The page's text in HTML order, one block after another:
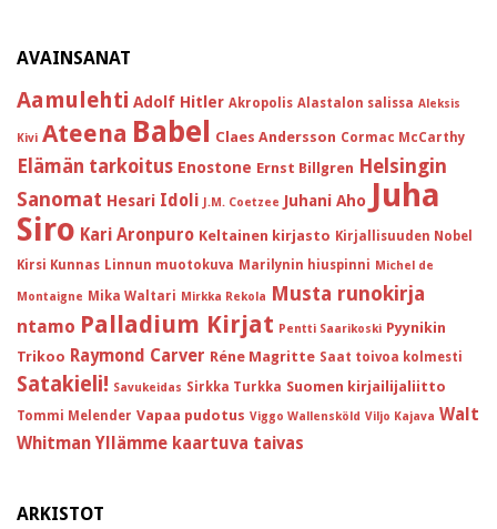
AVAINSANAT
Aamulehti Adolf Hitler Akropolis Alastalon salissa Aleksis
Kivi Ateena Babel Claes Andersson Cormac McCarthy
Elämän tarkoitus Enostone Ernst Billgren Helsingin
Sanomat Hesari Idoli J.M. Coetzee Juhani Aho Juha
Siro Kari Aronpuro Keltainen kirjasto Kirjallisuuden Nobel
Kirsi Kunnas Linnun muotokuva Marilynin hiuspinni Michel de
Montaigne Mika Waltari Mirkka Rekola Musta runokirja
ntamo Palladium Kirjat Pentti Saarikoski Pyynikin
Trikoo Raymond Carver Réne Magritte Saat toivoa kolmesti
Satakieli! Savukeidas Sirkka Turkka Suomen kirjailijaliitto
Tommi Melender Vapaa pudotus Viggo Wallensköld Viljo Kajava Walt
Whitman Yllämme kaartuva taivas
ARKISTOT